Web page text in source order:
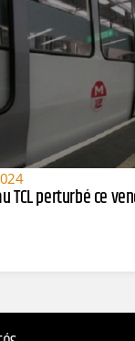
TCL perturbé ce